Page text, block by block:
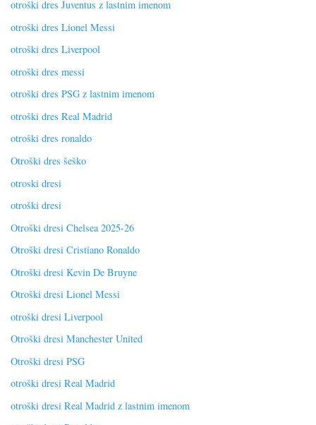
otroški dres Juventus z lastnim imenom
otroški dres Lionel Messi
otroški dres Liverpool
otroški dres messi
otroški dres PSG z lastnim imenom
otroški dres Real Madrid
otroški dres ronaldo
Otroški dres šeško
otroski dresi
otroški dresi
Otroški dresi Chelsea 2025-26
Otroški dresi Cristiano Ronaldo
Otroški dresi Kevin De Bruyne
Otroški dresi Lionel Messi
otroški dresi Liverpool
Otroški dresi Manchester United
Otroški dresi PSG
otroški dresi Real Madrid
otroški dresi Real Madrid z lastnim imenom